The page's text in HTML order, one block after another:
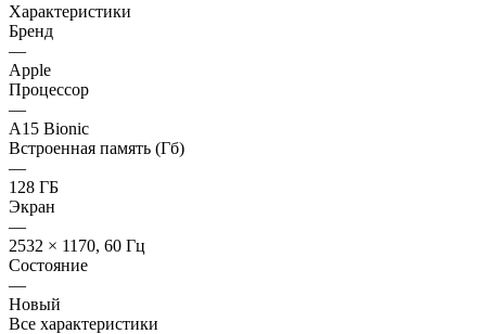
Характеристики
Бренд
—
Apple
Процессор
—
A15 Bionic
Встроенная память (Гб)
—
128 ГБ
Экран
—
2532 × 1170, 60 Гц
Состояние
—
Новый
Все характеристики